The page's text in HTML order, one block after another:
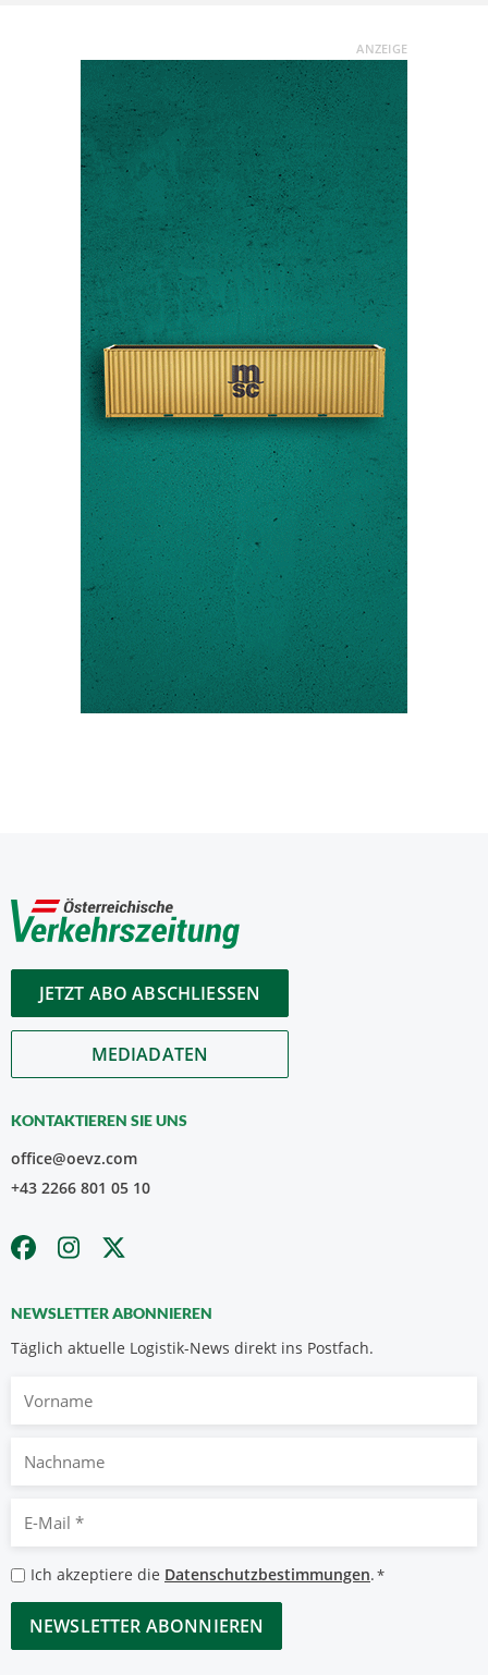
ANZEIGE
JETZT ABO ABSCHLIESSEN
MEDIADATEN
KONTAKTIEREN SIE UNS
office@oevz.com
+43 2266 801 05 10
NEWSLETTER ABONNIEREN
Täglich aktuelle Logistik-News direkt ins Postfach.
Nachname
Mail
*
Datenschutzbestimmungen
*
Ich akzeptiere die Datenschutzbestimmungen.*
CAPTCHA